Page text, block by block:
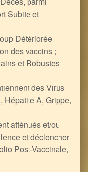
Subite et
Détériorée
des vaccins ;
et Robustes
des Virus
Hépatite A, Grippe,
atténués et/ou
et déclencher
Post-Vaccinale,